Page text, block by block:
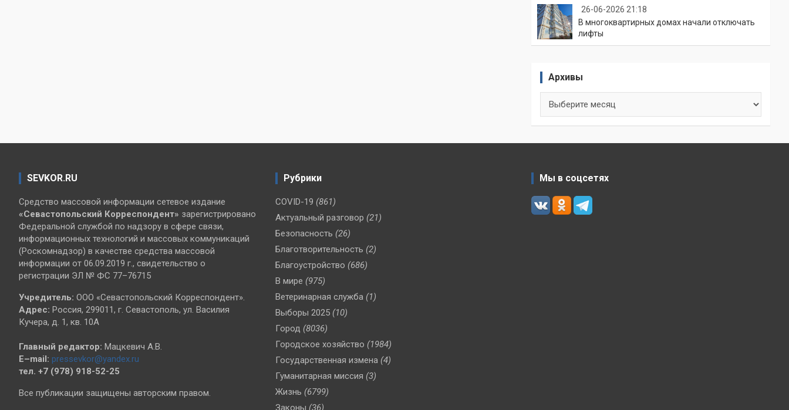
26-06-2026 21:18
В многоквартирных домах начали отключать
лифты
Архивы
SEVKOR.RU
Средство массовой информации сетевое издание
«Севастопольский Корреспондент» зарегистрировано
Федеральной службой по надзору в сфере связи,
информационных технологий и массовых коммуникаций
(Роскомнадзор) в качестве средства массовой
информации от 06.09.2019 г., свидетельство о
регистрации ЭЛ № ФС 77–76715
Учредитель: ООО «Севастопольский Корреспондент».
Адрес: Россия, 299011, г. Севастополь, ул. Василия
Кучера, д. 1, кв. 10А
Главный редактор: Мацкевич А.В.
E–mail: pressevkor@yandex.ru
тел. +7 (978) 918-52-25
Все публикации защищены авторским правом.
Рубрики
COVID-19 (861)
Актуальный разговор (21)
Безопасность (26)
Благотворительность (2)
Благоустройство (686)
В мире (975)
Ветеринарная служба (1)
Выборы 2025 (10)
Город (8036)
Городское хозяйство (1984)
Государственная измена (4)
Гуманитарная миссия (3)
Жизнь (6799)
Законы (36)
Мы в соцсетях